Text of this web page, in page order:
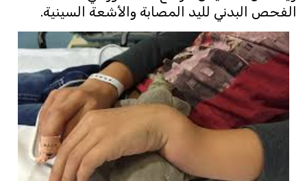
الفحص البدني لليد المصابة والأشعة السينية.